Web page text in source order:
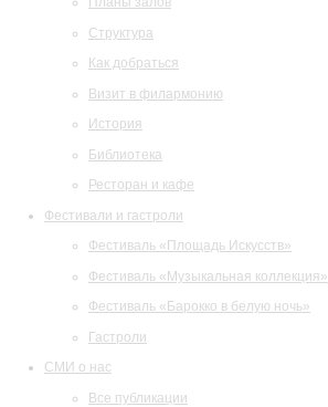
Структура
Как добраться
Визит в филармонию
История
Библиотека
Ресторан и кафе
Фестивали и гастроли
Фестиваль «Площадь Искусств»
Фестиваль «Музыкальная коллекция»
Фестиваль «Барокко в белую ночь»
Гастроли
СМИ о нас
Все публикации